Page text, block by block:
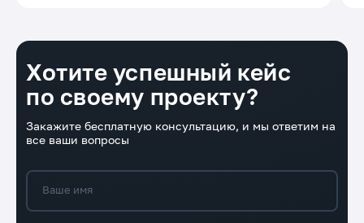
Хотите успешный кейс
по своему проекту?
Закажите бесплатную консультацию, и мы ответим на
все ваши вопросы
Ваше имя